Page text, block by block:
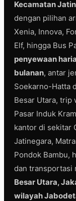
Kecamatan
dengan pilihan
Xenia, Innova,
Elf, hingga Bus
penyewaan
bulanan, antar
Soekarno-Hatta
Besar Utara, trip
Pasar Induk
kantor di sekitar
Jatinegara,
Pondok Bambu,
dan transportasi
Besar Utara,
wilayah